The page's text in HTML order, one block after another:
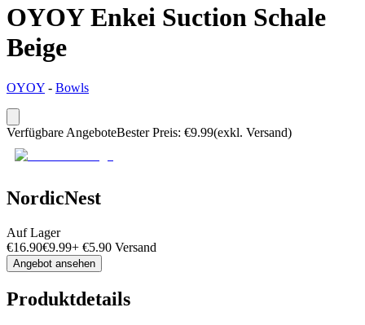
OYOY Enkei Suction Schale
Beige
OYOY - Bowls
Verfügbare AngeboteBester Preis: €9.99(exkl. Versand)
NordicNest
Auf Lager
€16.90€9.99+ €5.90 Versand
Angebot ansehen
Produktdetails